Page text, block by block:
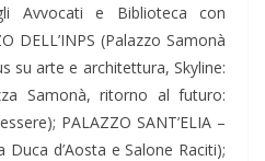
Avvocati e Biblioteca con
DELL’INPS (Palazzo Samonà
su arte e architettura, Skyline:
Samonà, ritorno al futuro:
PALAZZO SANT’ELIA –
Duca d’Aosta e Salone Raciti);